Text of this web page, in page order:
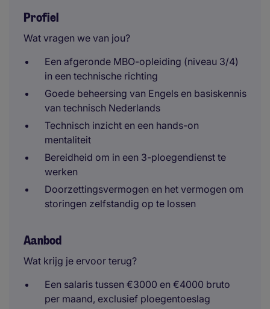
Profiel
Wat vragen we van jou?
Een afgeronde MBO-opleiding (niveau 3/4)
in een technische richting
Goede beheersing van Engels en basiskennis
van technisch Nederlands
Technisch inzicht en een hands-on
mentaliteit
Bereidheid om in een 3-ploegendienst te
werken
Doorzettingsvermogen en het vermogen om
storingen zelfstandig op te lossen
Aanbod
Wat krijg je ervoor terug?
Een salaris tussen €3000 en €4000 bruto
per maand, exclusief ploegentoeslag